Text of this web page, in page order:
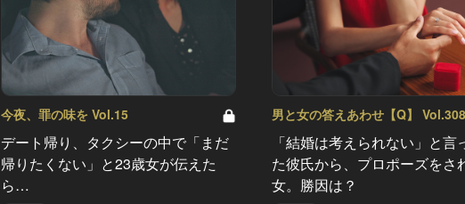
今夜、罪の味を Vol.15
デート帰り、タクシーの中で「まだ
帰りたくない」と23歳女が伝えた
ら…
男と女の答えあわせ【Q】
「結婚は考えられない」と言
た彼氏から、プロポーズをさ
女。勝因は？